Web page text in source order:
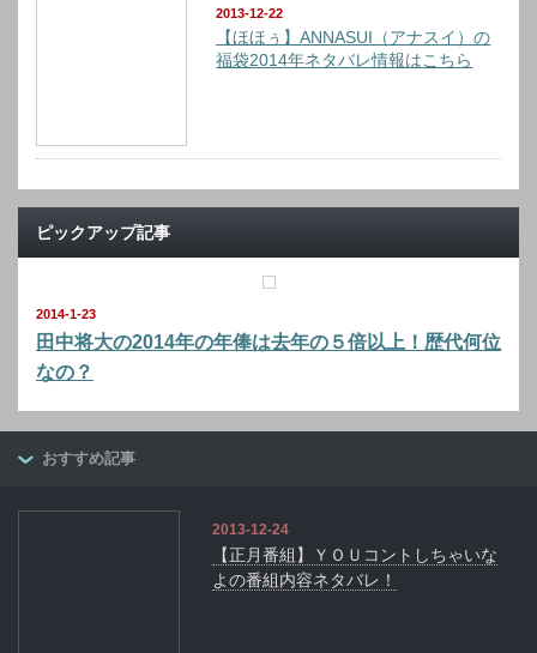
2013-12-22
【ほほぅ】ANNASUI（アナスイ）の
福袋2014年ネタバレ情報はこちら
ピックアップ記事
2014-1-23
田中将大の2014年の年俸は去年の５倍以上！歴代何位
なの？
おすすめ記事
2013-12-24
【正月番組】ＹＯＵコントしちゃいな
よの番組内容ネタバレ！